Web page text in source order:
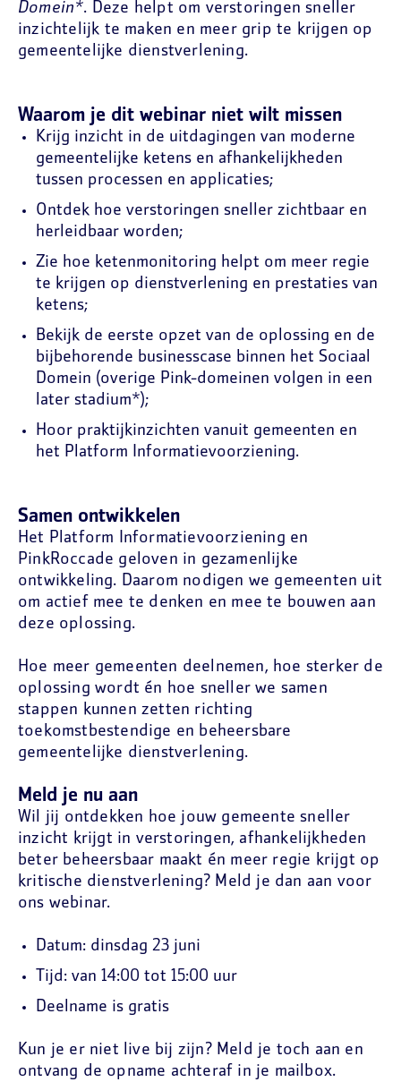
Domein*. Deze helpt om verstoringen sneller
inzichtelijk te maken en meer grip te krijgen op
gemeentelijke dienstverlening.
Waarom je dit webinar niet wilt missen
Krijg inzicht in de uitdagingen van moderne
gemeentelijke ketens en afhankelijkheden
tussen processen en applicaties;
Ontdek hoe verstoringen sneller zichtbaar en
herleidbaar worden;
Zie hoe ketenmonitoring helpt om meer regie
te krijgen op dienstverlening en prestaties van
ketens;
Bekijk de eerste opzet van de oplossing en de
bijbehorende businesscase binnen het Sociaal
Domein (overige Pink-domeinen volgen in een
later stadium*);
Hoor praktijkinzichten vanuit gemeenten en
het Platform Informatievoorziening.
Samen ontwikkelen
Het Platform Informatievoorziening en
PinkRoccade geloven in gezamenlijke
ontwikkeling. Daarom nodigen we gemeenten uit
om actief mee te denken en mee te bouwen aan
deze oplossing.
Hoe meer gemeenten deelnemen, hoe sterker de
oplossing wordt én hoe sneller we samen
stappen kunnen zetten richting
toekomstbestendige en beheersbare
gemeentelijke dienstverlening.
Meld je nu aan
Wil jij ontdekken hoe jouw gemeente sneller
inzicht krijgt in verstoringen, afhankelijkheden
beter beheersbaar maakt én meer regie krijgt op
kritische dienstverlening? Meld je dan aan voor
ons webinar.
Datum: dinsdag 23 juni
Tijd: van 14:00 tot 15:00 uur
Deelname is gratis
Kun je er niet live bij zijn? Meld je toch aan en
ontvang de opname achteraf in je mailbox.